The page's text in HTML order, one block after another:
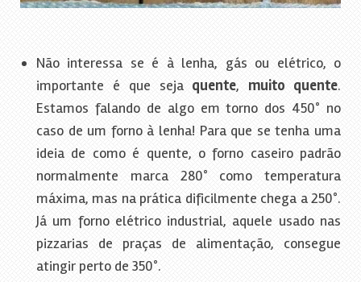
Não interessa se é à lenha, gás ou elétrico, o
importante é que seja quente, muito quente.
Estamos falando de algo em torno dos 450° no
caso de um forno à lenha! Para que se tenha uma
ideia de como é quente, o forno caseiro padrão
normalmente marca 280° como temperatura
máxima, mas na prática dificilmente chega a 250°.
Já um forno elétrico industrial, aquele usado nas
pizzarias de praças de alimentação, consegue
atingir perto de 350°.